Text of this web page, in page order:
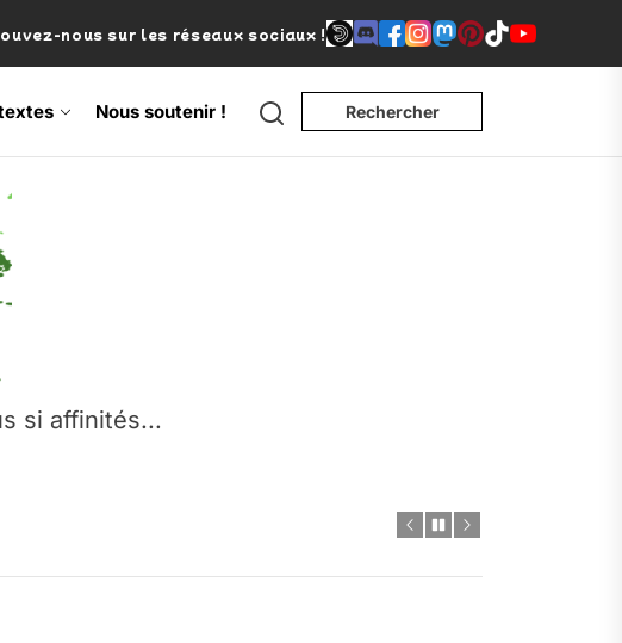
nous sur les réseaux sociaux !
Nous soutenir ! Search Rechercher
si affinités...
Lacôte